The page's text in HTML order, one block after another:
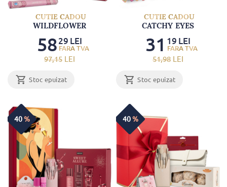
CUTIE CADOU
WILDFLOWER
97,15 LEI
58 29 LEI
Stoc epuizat
CUTIE CADOU
CATCHY EYES
51,98 LEI
31 19 LEI
Stoc epuizat
40% 40%